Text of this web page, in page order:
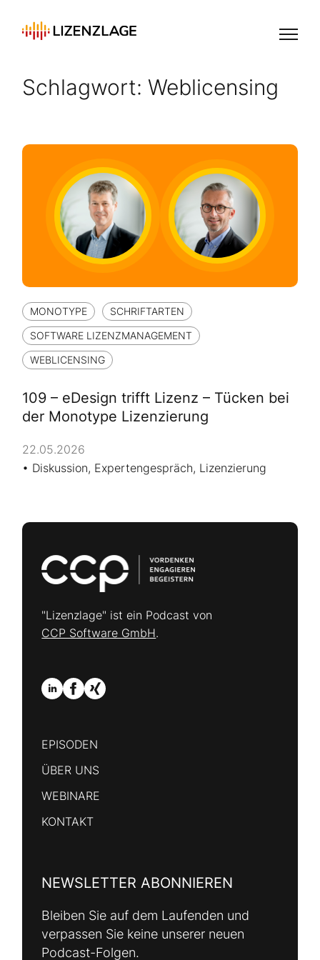
Schlagwort:Weblicensing
MONOTYPE
SCHRIFTARTEN
SOFTWARE LIZENZMANAGEMENT
WEBLICENSING
109 – eDesign trifft Lizenz – Tücken bei
der Monotype Lizenzierung
22.05.2026
Diskussion, Expertengespräch, Lizenzierung
"Lizenzlage" ist ein Podcast von
CCP Software GmbH.
EPISODEN
ÜBER UNS
WEBINARE
KONTAKT
NEWSLETTER ABONNIEREN
Bleiben Sie auf dem Laufenden und
verpassen Sie keine unserer neuen
Podcast-Folgen.